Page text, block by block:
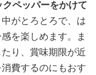
ペッパーをかけて
中がとろとろで、は
を楽しめます。ま
り、賞味期限が近
費するのにもおす